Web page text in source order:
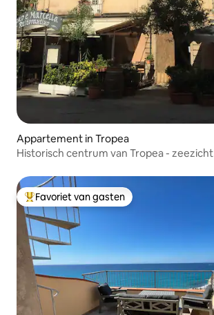
Appartement in Tropea
Historisch centrum van Tropea - zeezicht
Topfavoriet van gasten
Favoriet van gasten